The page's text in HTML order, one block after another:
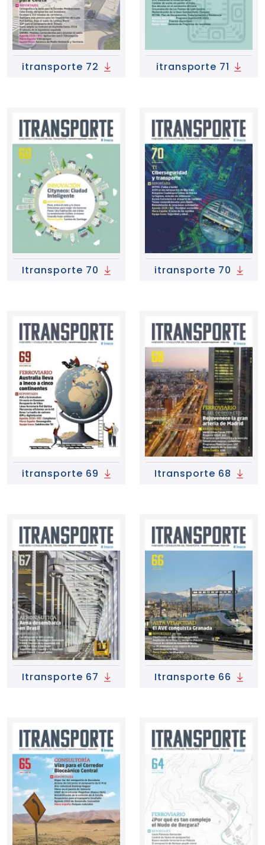
itransporte 72 itransporte 71
Itransporte 70 itransporte 70
itransporte 69 Itransporte 68
Itransporte 67 Itransporte 66